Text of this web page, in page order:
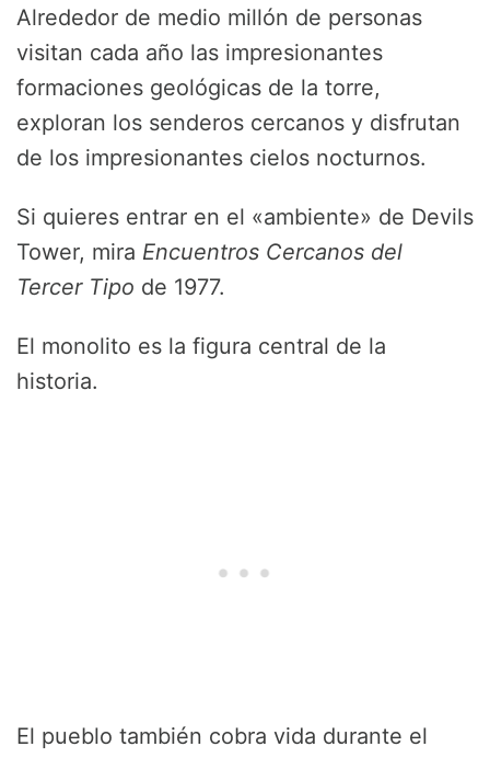
Alrededor de medio millón de personas
visitan cada año las impresionantes
formaciones geológicas de la torre,
exploran los senderos cercanos y disfrutan
de los impresionantes cielos nocturnos.
Si quieres entrar en el «ambiente» de Devils
Tower, mira Encuentros Cercanos del
Tercer Tipo de 1977.
El monolito es la figura central de la
historia.
El pueblo también cobra vida durante el